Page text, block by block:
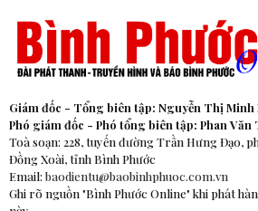
Giám đốc - Tổng biên tập: Nguyễn Thị Minh
Phó giám đốc - Phó tổng biên tập: Phan
Toà soạn: 228, tuyến đường Trần Hưng Đạo,
Đồng Xoài, tỉnh Bình Phước
Email: baodientu@baobinhphuoc.com.vn
Ghi rõ nguồn "Bình Phước Online" khi phát